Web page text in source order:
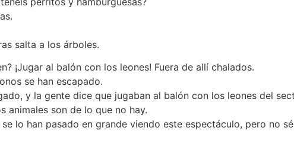
salta a los árboles.
¡Jugar al balón con los leones! Fuera de allí chalados.
se han escapado.
y la gente dice que jugaban al balón con los leones del
animales son de lo que no hay.
lo han pasado en grande viendo este espectáculo, pero no